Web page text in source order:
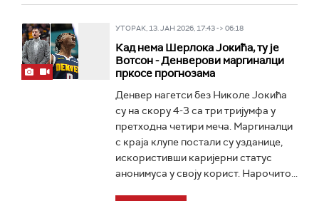
УТОРАК, 13. ЈАН 2026, 17:43 -> 06:18
Кад нема Шерлока Јокића, ту је
Вотсон - Денверови маргиналци
пркосе прогнозама
Денвер нагетси без Николе Јокића
су на скору 4-3 са три тријумфа у
претходна четири меча. Маргиналци
с краја клупе постали су узданице,
искористивши каријерни статус
анонимуса у своју корист. Нарочито...